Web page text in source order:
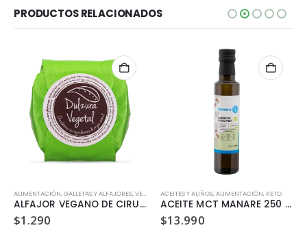
PRODUCTOS RELACIONADOS
ALIMENTACIÓN,GALLETAS Y ALFAJORES,VEGANO
ALFAJOR VEGANO DE CIRUELA DULZURA VEGETAL 35GR
$1.290
ACEITES Y ALIÑOS,ALIMENTACIÓN, KETO
ACEITE MCT MANARE 250 ML
$13.990